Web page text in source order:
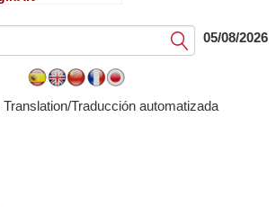
Submit05/08/2026
Traducción automatizada